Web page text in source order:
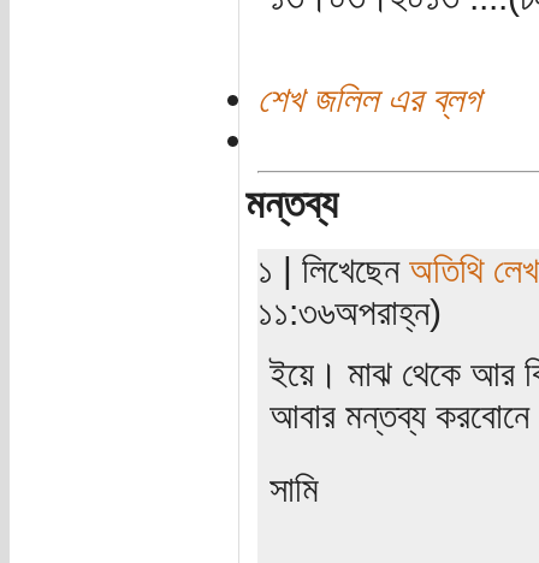
শেখ জলিল এর ব্লগ
মন্তব্য
১ | লিখেছেন অতিথি
১১:৩৬অপরাহ্ন)
ইয়ে। মাঝ থেকে আর
আবার মন্তব্য
সামি